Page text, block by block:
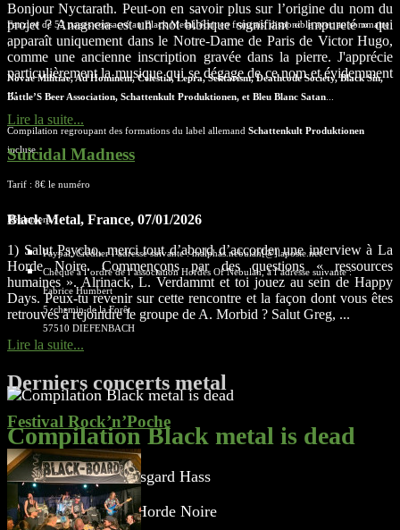
Fanzine de 52 pages consacré au Black Metal, écrit en français, disponible avec au sommaire
:
Novae Militiae, Ad Hominem, Celestia, Lepra, Sektarism, Deathcode Society, Black Sin,
Battle’S Beer Association, Schattenkult Produktionen, et Bleu Blanc Satan
Compilation regroupant des formations du label allemand Schattenkult Produktionen
incluse.
Tarif : 8€ le numéro
Règlement :
Paypal. Créditer l’adresse suivante : malphas.nebulah[@]laposte.net
Chèque à l’ordre de l’association Hordes Of Nebulah, à l’adresse suivante :
Fabrice Humbert
5, chemin de la Forêt
57510 DIEFENBACH
Compilation Black metal is dead
Editée par le label Asgard Hass
En soutien avec La Horde Noire
Bonjour Nyctarath. Peut-on en savoir plus sur l’origine du nom du
projet ? Anagneia est un mot biblique signifiant « impureté » qui
apparaît uniquement dans le Notre-Dame de Paris de Victor Hugo,
comme une ancienne inscription gravée dans la pierre. J'apprécie
particulièrement la musique qui se dégage de ce nom et évidemment
...
Lire la suite...
Suicidal Madness
Black Metal, France, 07/01/2026
1) Salut Psycho, merci tout d’abord d’accorder une interview à La
Horde Noire. Commençons par des questions « ressources
humaines ». Alrinack, L. Verdammt et toi jouez au sein de Happy
Days. Peux-tu revenir sur cette rencontre et la façon dont vous êtes
retrouvés à rejoindre le groupe de A. Morbid ? Salut Greg, ...
Lire la suite...
Derniers concerts metal
Festival Rock’n’Poche